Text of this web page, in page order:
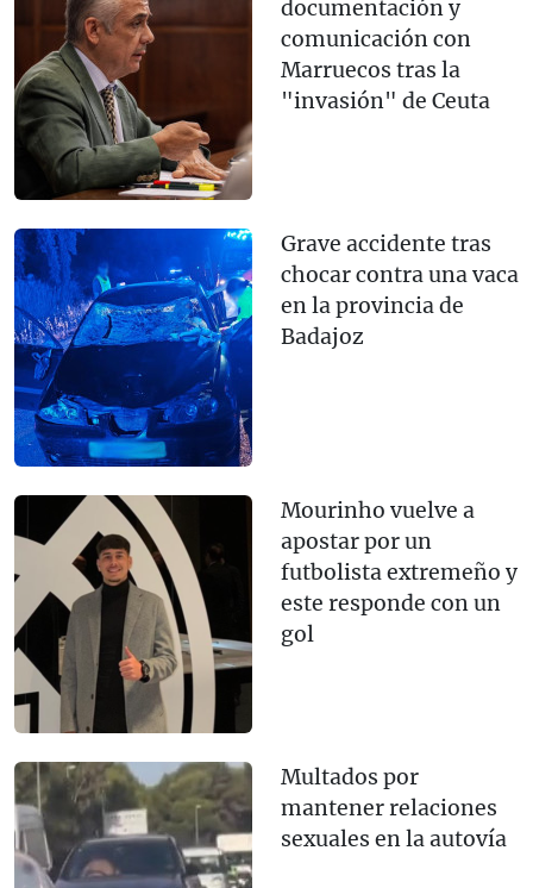
documentación y
comunicación con
Marruecos tras la
"invasión" de Ceuta
Grave accidente tras
chocar contra una vaca
en la provincia de
Badajoz
Mourinho vuelve a
apostar por un
futbolista extremeño y
este responde con un
gol
Multados por
mantener relaciones
sexuales en la autovía